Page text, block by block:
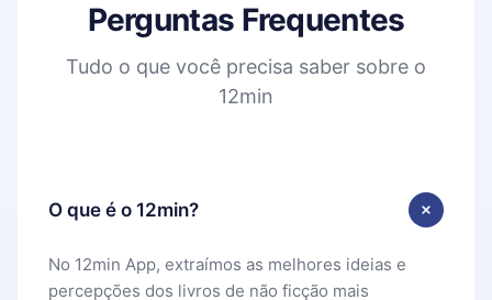
Perguntas Frequentes
Tudo o que você precisa saber sobre o
12min
O que é o 12min?
No 12min App, extraímos as melhores ideias e
percepções dos livros de não ficção mais